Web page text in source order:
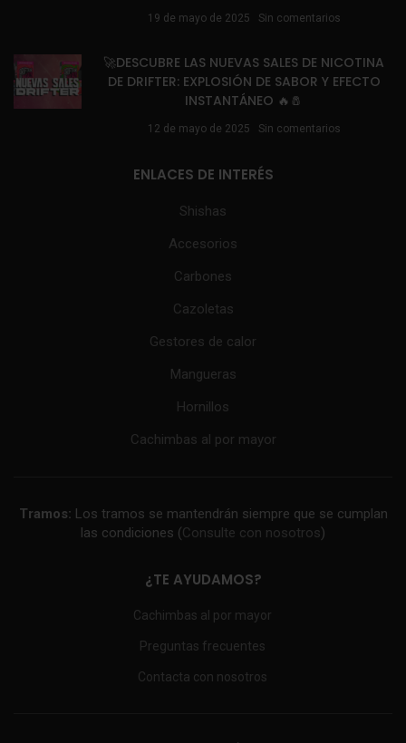
19 de mayo de 2025 Sin comentarios
🚀DESCUBRE LAS NUEVAS SALES DE NICOTINA
DE DRIFTER: EXPLOSIÓN DE SABOR Y EFECTO
INSTANTÁNEO 🔥🧂
12 de mayo de 2025 Sin comentarios
ENLACES DE INTERÉS
Shishas
Accesorios
Carbones
Cazoletas
Gestores de calor
Mangueras
Hornillos
Cachimbas al por mayor
Tramos: Los tramos se mantendrán siempre que se cumplan
las condiciones (Consulte con nosotros)
¿TE AYUDAMOS?
Cachimbas al por mayor
Preguntas frecuentes
Contacta con nosotros